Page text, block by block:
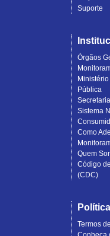
Suporte
Órgãos
Pública
Sistema
Como
Quem
Código
(CDC)
Termos